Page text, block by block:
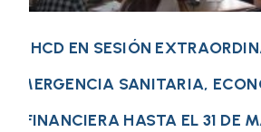
EL HCD EN SESIÓN
EMERGENCIA SANITARIA,
Y FINANCIERA HASTA EL 31 DE